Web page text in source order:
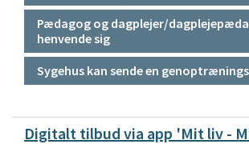
Pædagog og dagplejer/
henvende sig
Sygehus kan sende en
Digitalt tilbud via app 'Mit liv -